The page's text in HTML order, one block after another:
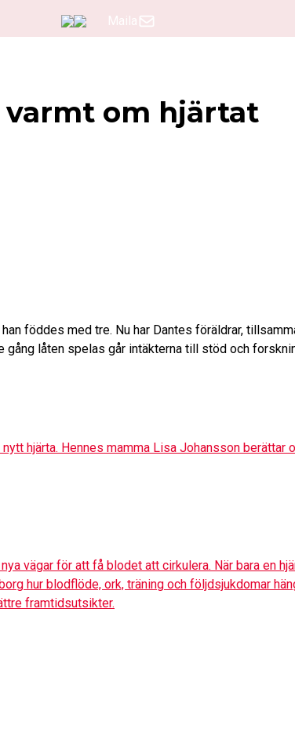
Maila
om hjärtat
föddes med tre. Nu har Dantes föräldrar,
gång låten spelas går intäkterna till stöd och
hjärta. Hennes mamma Lisa Johansson berättar
vägar för att få blodet att cirkulera. När bara en
hur blodflöde, ork, träning och följdsjukdomar
framtidsutsikter.